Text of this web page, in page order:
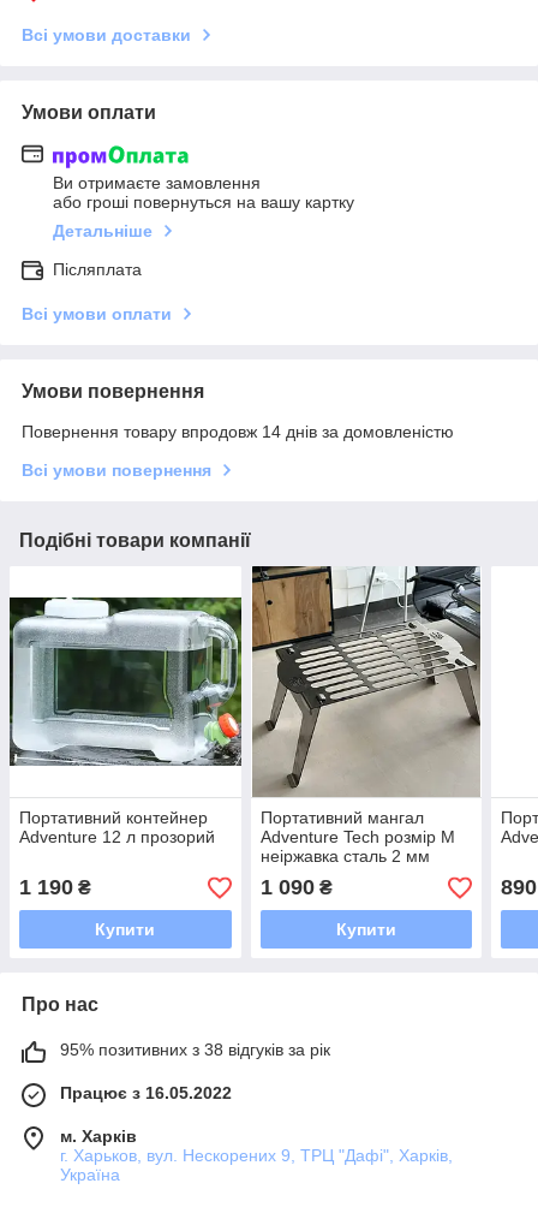
Всі умови доставки
Умови оплати
Ви отримаєте замовлення
або гроші повернуться на вашу картку
Детальніше
Післяплата
Всі умови оплати
Умови повернення
Повернення товару впродовж 14 днів за домовленістю
Всі умови повернення
Подібні товари компанії
Портативний контейнер
Adventure 12 л прозорий
1 190 ₴
Купити
Портативний мангал
Adventure Tech розмір М
неіржавка сталь 2 мм
1 090₴
Купити
890
Про нас
95% позитивних з 38 відгуків за рік
Працює з 16.05.2022
м. Харків
г. Харьков, вул. Нескорених 9, ТРЦ "Дафі", Харків,
Україна